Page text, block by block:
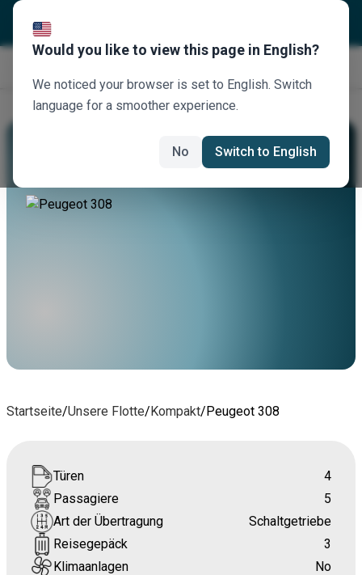
Mieten Sie Einen Peugeot 308
Startseite/Unsere Flotte/Kompakt/Peugeot 308
Türen
4
Passagiere
5
Art der Übertragung
Schaltgetriebe
Reisegepäck
3
Klimaanlagen
No
Would you like to view this page in English?
We noticed your browser is set to English. Switch
language for a smoother experience.
No Switch to English